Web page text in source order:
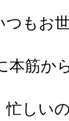
つもお
本筋か
忙しい